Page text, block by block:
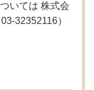
いては 株式会
32352116）